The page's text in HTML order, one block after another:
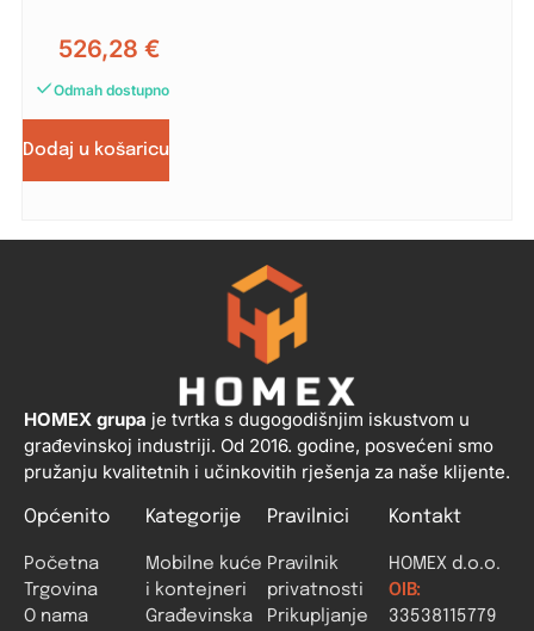
526,28 €
Odmah dostupno
Dodaj u košaricu
HOMEX grupa je tvrtka s dugogodišnjim iskustvom u
građevinskoj industriji. Od 2016. godine, posvećeni smo
pružanju kvalitetnih i učinkovitih rješenja za naše klijente.
Općenito
Početna
Trgovina
O nama
Kategorije
Mobilne kuće
i kontejneri
Građevinska
Pravilnici
Pravilnik
privatnosti
Prikupljanje
Kontakt
HOMEX d.o.o.
OIB:
33538115779